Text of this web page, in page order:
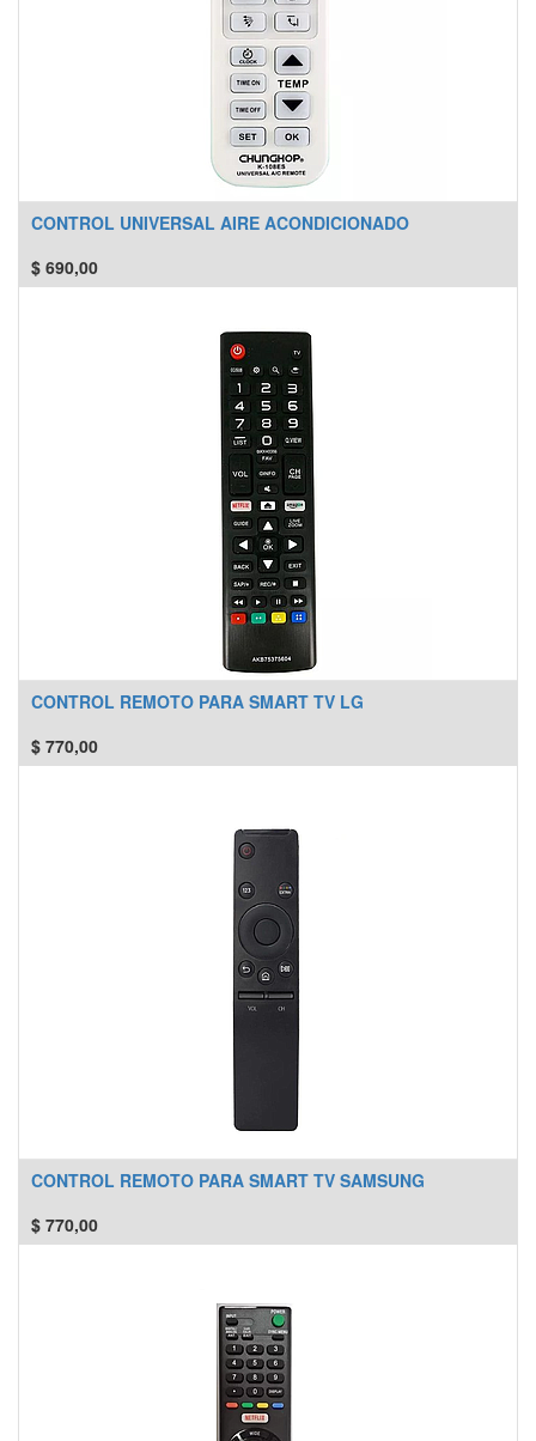
CONTROL UNIVERSAL AIRE ACONDICIONADO
$ 690,00
CONTROL REMOTO PARA SMART TV LG
$ 770,00
CONTROL REMOTO PARA SMART TV SAMSUNG
$ 770,00